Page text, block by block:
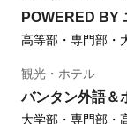
POWERED BY
高等部・専門部・
観光・ホテル
バンタン外語＆
大学部・専門部・